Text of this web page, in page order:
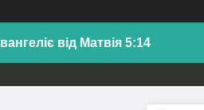
від Матвія 5:14